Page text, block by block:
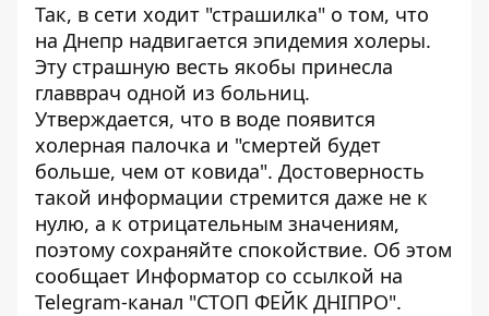
Так, в сети ходит "страшилка" о том, что
на Днепр надвигается эпидемия холеры.
Эту страшную весть якобы принесла
главврач одной из больниц.
Утверждается, что в воде появится
холерная палочка и "смертей будет
больше, чем от ковида". Достоверность
такой информации стремится даже не к
нулю, а к отрицательным значениям,
поэтому сохраняйте спокойствие. Об этом
сообщает Информатор со ссылкой на
Telegram-канал "СТОП ФЕЙК ДНІПРО".